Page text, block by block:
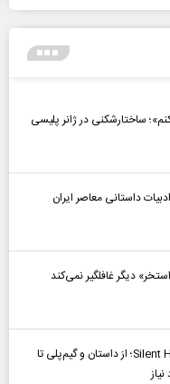
ساختارشکنی در ژانر پلیسی
داستانی معاصر ایران
دیگر غافلگیر نمی‌کند
بررسی بازی Silent Hill: Townfall؛ از داستان و گیم‌پلی تا